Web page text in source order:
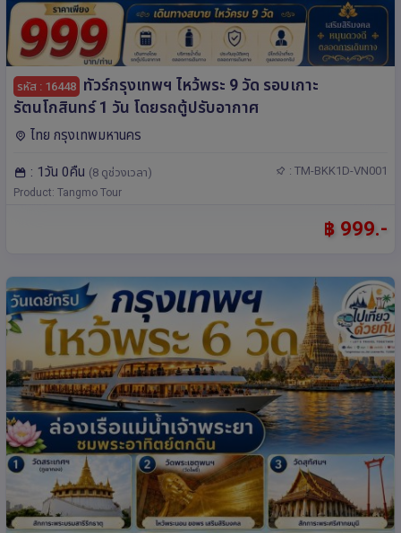
รหัส : 16448 ทัวร์กรุงเทพฯ ไหว้พระ 9 วัด รอบเกาะ
รัตนโกสินทร์ 1 วัน โดยรถตู้ปรับอากาศ
ไทย กรุงเทพมหานคร
: 1วัน 0คืน (8 ดูช่วงเวลา) : TM-BKK1D-VN001
Product: Tangmo Tour
฿ 999.-